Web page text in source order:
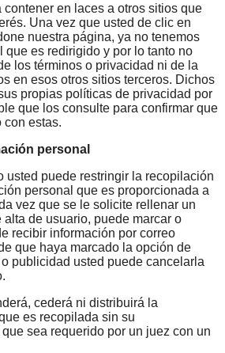
contener en laces a otros sitios que
Una vez que usted de clic en
nuestra página, ya no tenemos
que es redirigido y por lo tanto no
los términos o privacidad ni de la
en esos otros sitios terceros. Dichos
propias políticas de privacidad por
que los consulte para confirmar que
con estas.
personal
usted puede restringir la recopilación
personal que es proporcionada a
vez que se le solicite rellenar un
de usuario, puede marcar o
recibir información por correo
que haya marcado la opción de
publicidad usted puede cancelarla
cederá ni distribuirá la
es recopilada sin su
sea requerido por un juez con un